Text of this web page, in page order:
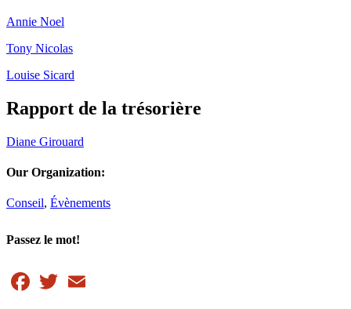
Annie Noel
Tony Nicolas
Louise Sicard
Rapport de la trésorière
Diane Girouard
Our Organization:
Conseil, Évènements
Passez le mot!
Facebook
Twitter